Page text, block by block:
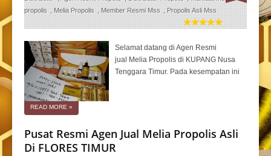
propolis ,Melia Propolis ,Member Resmi Mss ,Propolis Asli Mss
Selamat datang di Agen Resmi
jual Melia Propolis di KUPANG Nusa
Tenggara Timur. Pada kesempatan ini
READ MORE »
Pusat Resmi Agen Jual Melia Propolis Asli
Di FLORES TIMUR